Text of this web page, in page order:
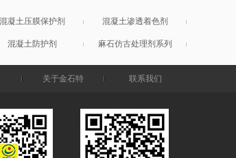
混凝土压膜保护剂 混凝土渗透着色剂
混凝土防护剂 麻石仿古处理剂系列
关于金石特 联系我们